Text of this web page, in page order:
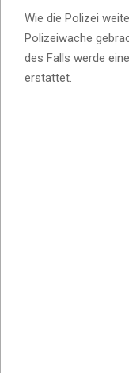
Wie die Polizei
Polizeiwache
des Falls werde
erstattet.